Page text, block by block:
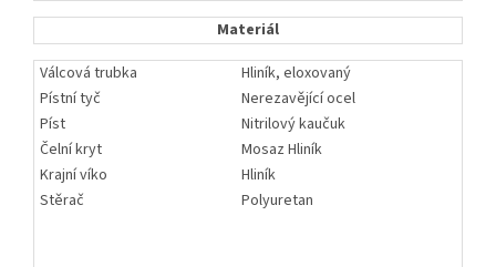
Materiál
Válcová trubka
Hliník, eloxovaný
Pístní tyč
Nerezavějící ocel
Píst
Nitrilový kaučuk
Čelní kryt
Mosaz Hliník
Krajní víko
Hliník
Stěrač
Polyuretan